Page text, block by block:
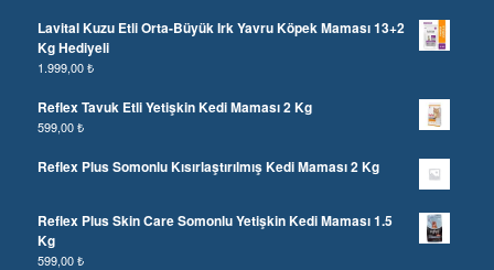
Lavital Kuzu Etli Orta-Büyük Irk Yavru Köpek Maması 13+2
Kg Hediyeli
1.999,00₺
Reflex Tavuk Etli Yetişkin Kedi Maması 2 Kg
599,00₺
Reflex Plus Somonlu Kısırlaştırılmış Kedi Maması 2 Kg
Reflex Plus Skin Care Somonlu Yetişkin Kedi Maması 1.5
Kg
599,00₺